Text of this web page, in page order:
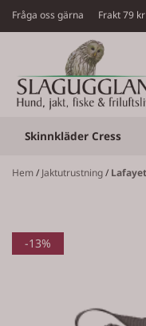
Hoppa till innehåll
Fråga oss gärna Frakt 79
Skinnkläder Cress
Hem/ Jaktutrustning/
-13%